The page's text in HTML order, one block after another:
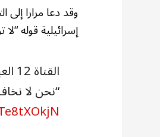
وقد دعا مرارا
إسرائيلية قوله
“نحن لا